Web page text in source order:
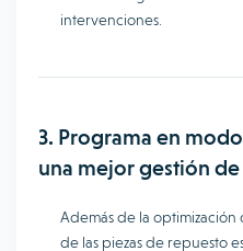
intervenciones.
3. Programa en
una mejor gestión
Además de la optimización
de las piezas de repuesto